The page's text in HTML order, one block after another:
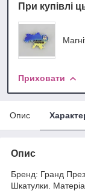
При купівлі
Приховати
Опис
Опис
Бренд: Гранд
Шкатулки.